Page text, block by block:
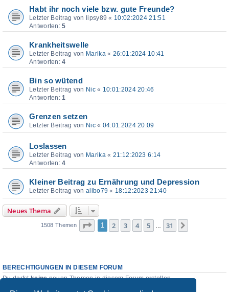
Habt ihr noch viele bzw. gute Freunde?
Letzter Beitrag von lipsy89 « 10:02:2024 21:51
Antworten:5
Krankheitswelle
Letzter Beitrag von Marika« 26:01:2024 10:41
Antworten:4
Bin so wütend
Letzter Beitrag von Nic« 10:01:2024 20:46
Antworten:1
Grenzen setzen
Letzter Beitrag von Nic« 04:01:2024 20:09
Loslassen
Letzter Beitrag von Marika« 21:12:2023 6:14
Antworten:4
Kleiner Beitrag zu Ernährung und Depression
Letzter Beitrag von alibo79 « 18:12:2023 21:40
Neues Thema
1508 Themen Seite 1von 31
1 2 3 4 5 31
BERECHTIGUNGEN IN DIESEM FORUM
Du darfstkeineneuen Themen in diesem Forum erstellen.